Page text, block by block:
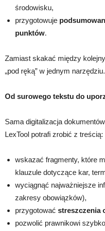
środowisku,
przygotowuje
punktów.
Zamiast skakać między
„pod ręką” w jednym narzędziu.
Od surowego tekstu do
Sama digitalizacja
LexTool potrafi zrobić z treścią:
wskazać fragmenty, które
klauzule dotyczące kar,
wyciągnąć najważniejsze
zakresy obowiązków),
przygotować streszczenia
pozwolić prawnikowi